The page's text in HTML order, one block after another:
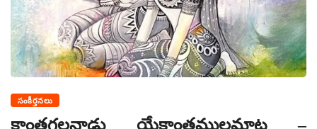
సంకీర్తనలు
కాంతగలనాడు యేకాంతములమాట –